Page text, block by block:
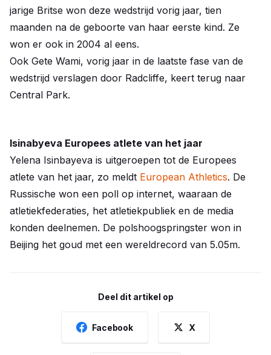
jarige Britse won deze wedstrijd vorig jaar, tien
maanden na de geboorte van haar eerste kind. Ze
won er ook in 2004 al eens.
Ook Gete Wami, vorig jaar in de laatste fase van de
wedstrijd verslagen door Radcliffe, keert terug naar
Central Park.
Isinabyeva Europees atlete van het jaar
Yelena Isinbayeva is uitgeroepen tot de Europees
atlete van het jaar, zo meldt European Athletics. De
Russische won een poll op internet, waaraan de
atletiekfederaties, het atletiekpubliek en de media
konden deelnemen. De polshoogspringster won in
Beijing het goud met een wereldrecord van 5.05m.
Deel dit artikel op
Facebook X